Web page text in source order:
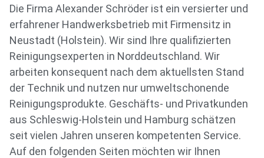
Die Firma Alexander Schröder ist ein versierter und
erfahrener Handwerksbetrieb mit Firmensitz in
Neustadt (Holstein). Wir sind Ihre qualifizierten
Reinigungsexperten in Norddeutschland. Wir
arbeiten konsequent nach dem aktuellsten Stand
der Technik und nutzen nur umweltschonende
Reinigungsprodukte. Geschäfts- und Privatkunden
aus Schleswig-Holstein und Hamburg schätzen
seit vielen Jahren unseren kompetenten Service.
Auf den folgenden Seiten möchten wir Ihnen